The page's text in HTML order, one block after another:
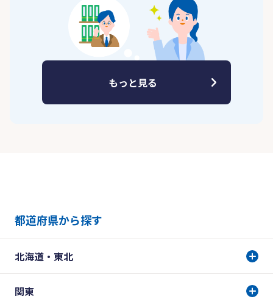
もっと見る
都道府県から探す
北海道・東北
関東